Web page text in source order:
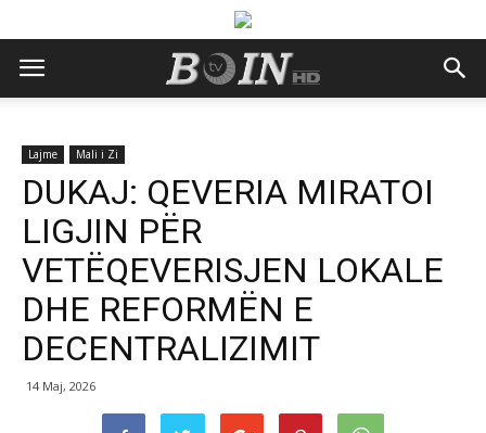
Lajme Mali i Zi
DUKAJ: QEVERIA MIRATOI
LIGJIN PËR
VETËQEVERISJEN LOKALE
DHE REFORMËN E
DECENTRALIZIMIT
14 Maj, 2026